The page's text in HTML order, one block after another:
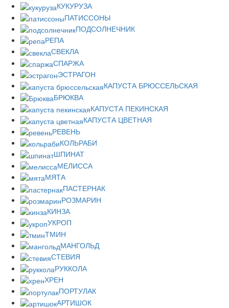
КУКУРУЗА
ПАТИССОНЫ
ПОДСОЛНЕЧНИК
РЕПА
СВЕКЛА
СПАРЖА
ЭСТРАГОН
КАПУСТА БРЮССЕЛЬСКАЯ
БРЮКВА
КАПУСТА ПЕКИНСКАЯ
КАПУСТА ЦВЕТНАЯ
РЕВЕНЬ
КОЛЬРАБИ
ШПИНАТ
МЕЛИССА
МЯТА
ПАСТЕРНАК
РОЗМАРИН
КИНЗА
УКРОП
ТМИН
МАНГОЛЬД
СТЕВИЯ
РУККОЛА
ХРЕН
ПОРТУЛАК
АРТИШОК